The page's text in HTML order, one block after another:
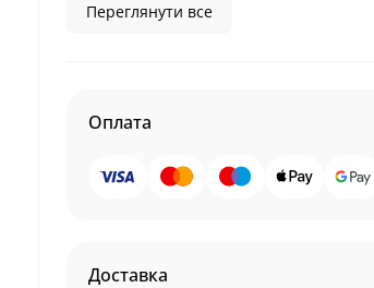
Переглянути все
Оплата
Доставка